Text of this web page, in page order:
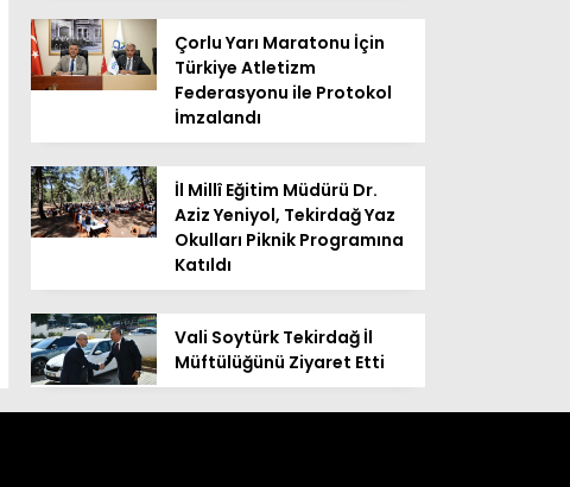
Çorlu Yarı Maratonu İçin
Türkiye Atletizm
Federasyonu ile Protokol
İmzalandı
İl Millî Eğitim Müdürü Dr.
Aziz Yeniyol, Tekirdağ Yaz
Okulları Piknik Programına
Katıldı
Vali Soytürk Tekirdağ İl
Müftülüğünü Ziyaret Etti